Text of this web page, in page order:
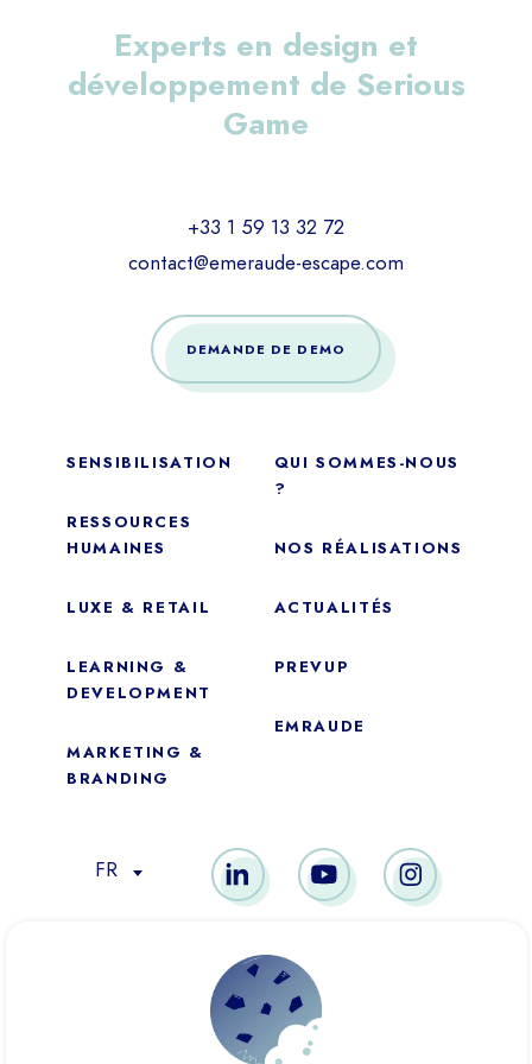
Experts en design et
développement de Serious
Game
+33 1 59 13 32 72
contact@emeraude-escape.com
DEMANDE DE DEMO
SENSIBILISATION
RESSOURCES
HUMAINES
LUXE & RETAIL
LEARNING &
DEVELOPMENT
MARKETING &
BRANDING
QUI SOMMES-NOUS
?
NOS RÉALISATIONS
ACTUALITÉS
PREVUP
EMRAUDE
FR
Essentiel
Mesure d’audience
parcours, etc.), d’établir des statistiques afin d’en améliorer la
qualité, l’ergonomie et la performance.